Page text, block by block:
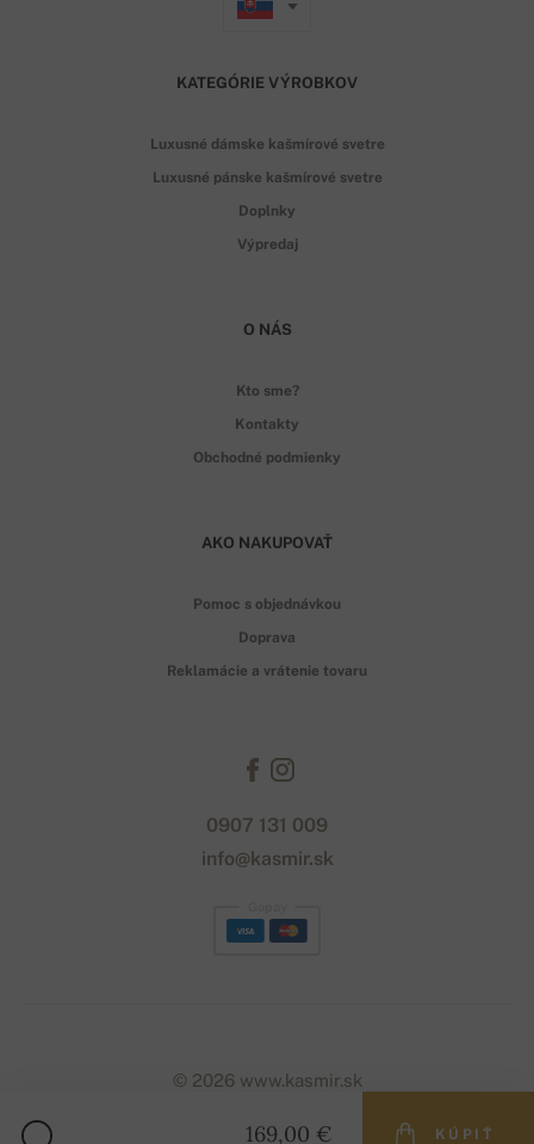
169,00 € KÚPIŤ
KATEGÓRIE VÝROBKOV
Luxusné dámske kašmírové svetre
Luxusné pánske kašmírové svetre
Doplnky
Výpredaj
O NÁS
Kto sme?
Kontakty
Obchodné podmienky
AKO NAKUPOVAŤ
Pomoc s objednávkou
Doprava
Reklamácie a vrátenie tovaru
0907 131 009
info@kasmir.sk
© 2026 www.kasmir.sk
naum. | Powered by Simplia.cz